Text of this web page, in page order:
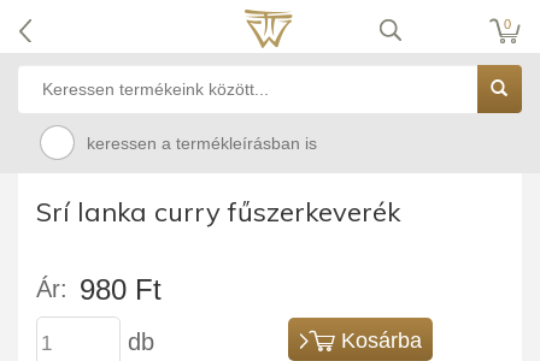
0
keressen a termékleírásban is
Srí lanka curry fűszerkeverék
Ár: 980 Ft
db Kosárba